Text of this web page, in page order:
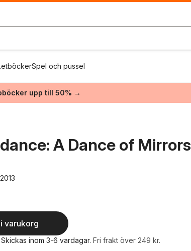
Spel och pussel
upp till 50% →
A Dance of Mirrors
varukorg
Skickas inom 3-6 vardagar. Fri frakt över 249 kr.